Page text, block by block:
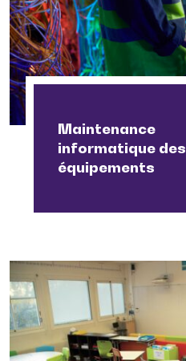
Maintenance
informatique des
équipements